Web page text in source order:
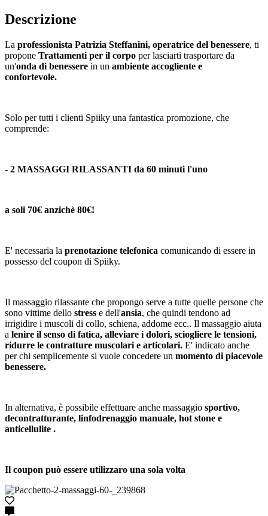
Descrizione
La professionista Patrizia Steffanini, operatrice del benessere, ti
propone Trattamenti per il corpo per lasciarti trasportare da
un'onda di benessere in un ambiente accogliente e
confortevole.
Solo per tutti i clienti Spiiky una fantastica promozione, che
comprende:
- 2 MASSAGGI RILASSANTI da 60 minuti l'uno
a soli 70€ anzichè 80€!
E' necessaria la prenotazione telefonica comunicando di essere in
possesso del coupon di Spiiky.
Il massaggio rilassante che propongo serve a tutte quelle persone che
sono vittime dello stress e dell'ansia, che quindi tendono ad
irrigidire i muscoli di collo, schiena, addome ecc.. Il massaggio aiuta
a lenire il senso di fatica, alleviare i dolori, sciogliere le tensioni,
ridurre le contratture muscolari e articolari. E' indicato anche
per chi semplicemente si vuole concedere un momento di piacevole
benessere.
In alternativa, è possibile effettuare anche massaggio sportivo,
decontratturante, linfodrenaggio manuale, hot stone e
anticellulite .
Il coupon può essere utilizzaro una sola volta